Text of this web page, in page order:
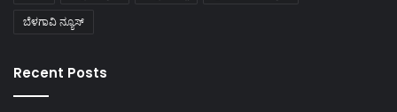
ಬೆಳಗಾವಿ ನ್ಯೂಸ್
Recent Posts